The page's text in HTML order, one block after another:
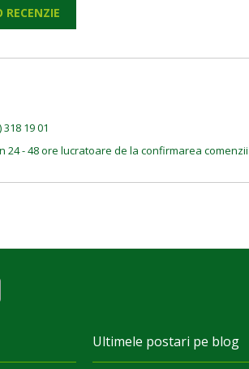
RECENZIE
19 01
24 - 48 ore lucratoare de la confirmarea comenzii
Ultimele postari pe blog